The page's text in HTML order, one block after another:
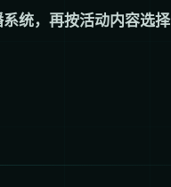
统，再按活动内容选择